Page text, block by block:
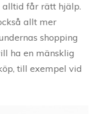
får rätt hjälp.
allt mer
shopping
ha en mänsklig
till exempel vid